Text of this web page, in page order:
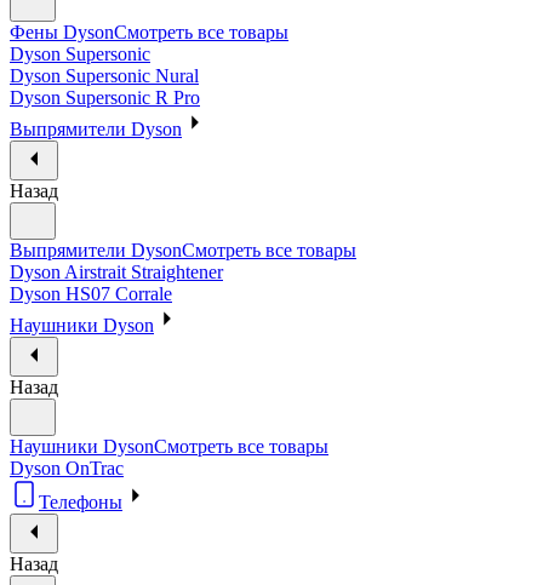
Фены DysonСмотреть все товары
Dyson Supersonic
Dyson Supersonic Nural
Dyson Supersonic R Pro
Выпрямители Dyson
Назад
Выпрямители DysonСмотреть все товары
Dyson Airstrait Straightener
Dyson HS07 Corrale
Наушники Dyson
Назад
Наушники DysonСмотреть все товары
Dyson OnTrac
Телефоны
Назад